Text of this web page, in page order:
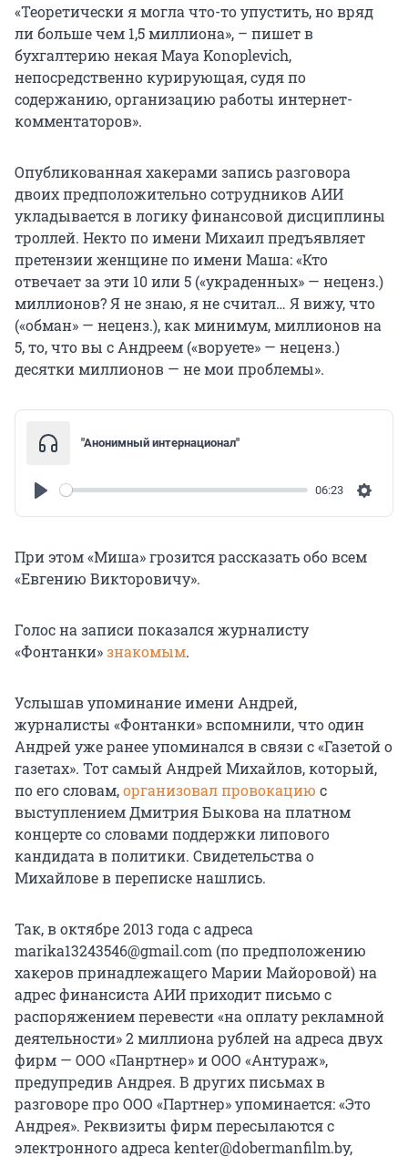
«Теоретически я могла что-то упустить, но вряд
ли больше чем 1,5 миллиона», – пишет в
бухгалтерию некая Maya Konoplevich,
непосредственно курирующая, судя по
содержанию, организацию работы интернет-
комментаторов».
Опубликованная хакерами запись разговора
двоих предположительно сотрудников АИИ
укладывается в логику финансовой дисциплины
троллей. Некто по имени Михаил предъявляет
претензии женщине по имени Маша: «Кто
отвечает за эти 10 или 5 («украденных» — неценз.)
миллионов? Я не знаю, я не считал… Я вижу, что
(«обман» — неценз.), как минимум, миллионов на
5, то, что вы с Андреем («воруете» — неценз.)
десятки миллионов — не мои проблемы».
"Анонимный интернационал"
06:23
При этом «Миша» грозится рассказать обо всем
«Евгению Викторовичу».
Голос на записи показался журналисту
«Фонтанки»знакомым.
Услышав упоминание имени Андрей,
журналисты «Фонтанки» вспомнили, что один
Андрей уже ранее упоминался в связи с «Газетой о
газетах». Тот самый Андрей Михайлов, который,
по его словам,организовал провокацию с
выступлением Дмитрия Быкова на платном
концерте со словами поддержки липового
кандидата в политики. Свидетельства о
Михайлове в переписке нашлись.
Так, в октябре 2013 года с адреса
marika13243546@gmail.com (по предположению
хакеров принадлежащего Марии Майоровой) на
адрес финансиста АИИ приходит письмо с
распоряжением перевести «на оплату рекламной
деятельности» 2 миллиона рублей на адреса двух
фирм — ООО «Панртнер» и ООО «Антураж»,
предупредив Андрея. В других письмах в
разговоре про ООО «Партнер» упоминается: «Это
Андрея». Реквизиты фирм пересылаются с
электронного адреса kenter@dobermanfilm.by,